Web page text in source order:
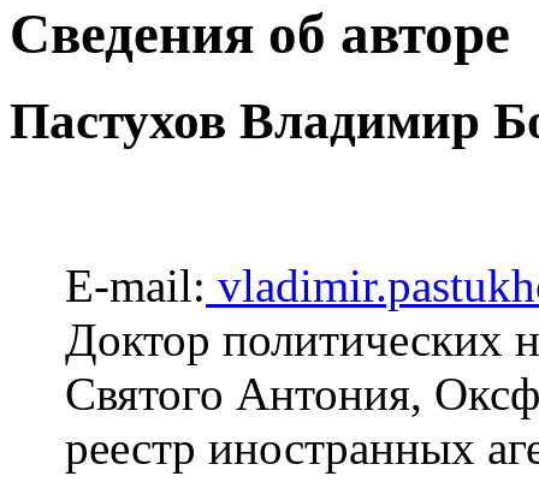
Сведения об авторе
Пастухов Владимир
E-mail:
Доктор политических
Святого Антония,
реестр иностранных